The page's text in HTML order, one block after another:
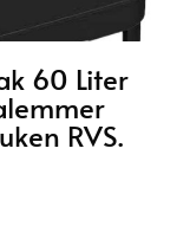
60 Liter
RVS.